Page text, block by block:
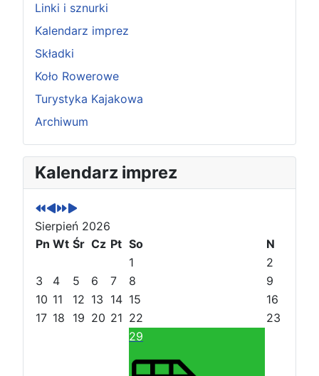
Linki i sznurki
Kalendarz imprez
Składki
Koło Rowerowe
Turystyka Kajakowa
Archiwum
Kalendarz imprez
P
o
p
r
z
e
n
i
r
P
o
p
r
z
e
i
m
N
a
s
t
ę
p
y
r
o
N
a
s
t
ę
p
y
m
Sierpień 2026
Pn Wt Śr Cz Pt So
N
1
2
3
4 5 6 7 8
9
10 11 12 13 14 15
16
17 18 19 20 21 22
23
29